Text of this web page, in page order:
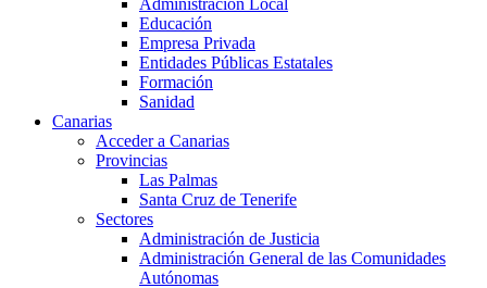
Administración Local
Educación
Empresa Privada
Entidades Públicas Estatales
Formación
Sanidad
Canarias
Acceder a Canarias
Provincias
Las Palmas
Santa Cruz de Tenerife
Sectores
Administración de Justicia
Administración General de las Comunidades
Autónomas